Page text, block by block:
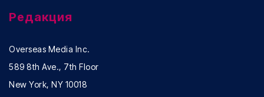
Редакция
Overseas Media Inc.
589 8th Ave., 7th Floor
New York, NY 10018